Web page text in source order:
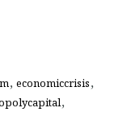
, economiccrisis,
,